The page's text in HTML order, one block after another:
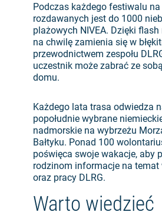
Podczas każdego festiwalu
rozdawanych jest do 1000
plażowych NIVEA. Dzięki
na chwilę zamienia się w
przewodnictwem zespołu
uczestnik może zabrać ze
domu.
Każdego lata trasa odwiedza
popołudnie wybrane
nadmorskie na wybrzeżu
Bałtyku. Ponad 100
poświęca swoje wakacje, aby
rodzinom informacje na temat
oraz pracy DLRG.
Warto wiedzieć